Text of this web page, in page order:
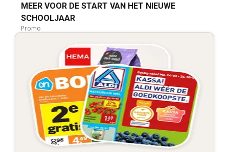
MEER VOOR DE START VAN HET NIEUWE
SCHOOLJAAR
Promo